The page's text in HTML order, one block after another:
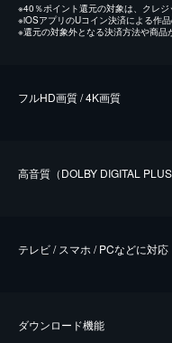
※40％ポイント還元の対象は、クレジ
※iOSアプリのUコイン決済による作
※還元の対象外となる決済方法や商品
フルHD画質 / 4K画質
⾼⾳質（DOLBY DIGITAL PLUS
テレビ / スマホ / PCなどに対応
ダウンロード機能